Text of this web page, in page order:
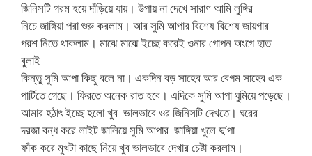
জিনিসটি গরম হয়ে দাঁড়িয়ে যায়। উপায় না দেখে সারাণ আমি লুঙ্গির
নিচে জাঙ্গিয়া পরা শুরু করলাম। আর সুমি আপার বিশেষ বিশেষ জায়গার
পরশ নিতে থাকলাম। মাঝে মাঝে ইচ্ছে করেই ওনার গোপন অংগে হাত
বুলাই
কিন্তু সুমি আপা কিছু বলে না। একদিন বড় সাহেব আর বেগম সাহেব এক
পার্টিতে গেছে। ফিরতে অনেক রাত হবে। এদিকে সুমি আপা ঘুমিয়ে পড়েছে।
আমার হঠাৎ ইচ্ছে হলো খুব ভালভাবে ওর জিনিসটি দেখতে। ঘরের
দরজা বন্ধ করে লাইট জালিয়ে সুমি আপার জাঙ্গিয়া খুলে দু’পা
ফাঁক করে মুখটা কাছে নিয়ে খুব ভালভাবে দেখার চেষ্টা করলাম।